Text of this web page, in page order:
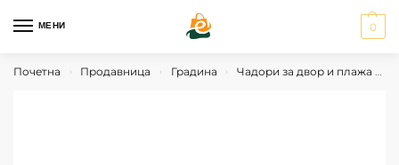
МЕНИ 0
Почетна › Продавница › Градина › Чадори за двор и плажа